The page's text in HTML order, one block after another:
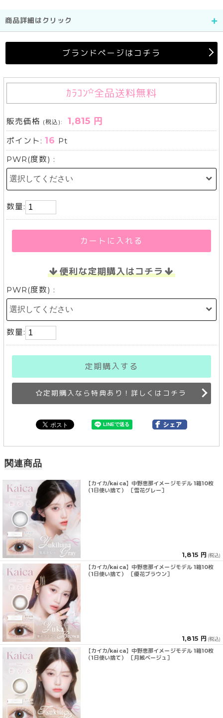
商品詳細はクリック
ブランドページはコチラ
ｶﾗｺﾝ 全品送料無料
販売価格 (税込): 1,815 円
ポイント:16 Pt
PWR(度数) :
数量:
カートに入れる
便利な定期購入はコチラ
PWR(度数) :
数量:
定期購入する
定期購入なら特典あり！詳しくはコチラ
関連商品
【カイカ/kaica】中野恵那イメージモデル 1箱10枚
（1日使い捨て） ［雪花グレー］
1,815 円 (税込)
【カイカ/kaica】中野恵那イメージモデル 1箱10枚
（1日使い捨て） ［優花ブラウン］
1,815 円 (税込)
【カイカ/kaica】中野恵那イメージモデル 1箱10枚
（1日使い捨て） ［月絃ベージュ］